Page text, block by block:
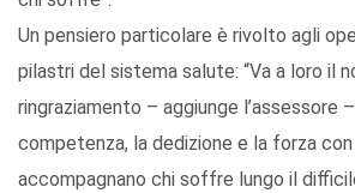
Un pensiero particolare è rivolto agli
pilastri del sistema salute: “Va a loro il
ringraziamento – aggiunge l’assessore
competenza, la dedizione e la forza
accompagnano chi soffre lungo il